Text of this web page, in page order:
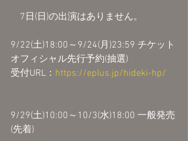
7日(日)の出演はありません。
9/22(土)18:00～9/24(月)23:59 チケット
オフィシャル先行予約(抽選)
受付URL： https://eplus.jp/hideki-hp/
9/29(土)10:00～10/3(水)18:00 一般発売
(先着)